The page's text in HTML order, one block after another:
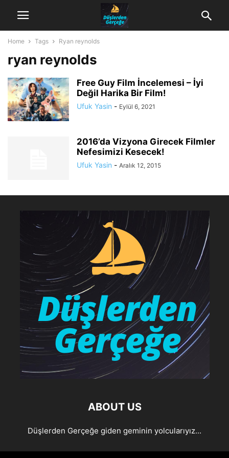
Home Tags Ryan reynolds
ryan reynolds
Free Guy Film İncelemesi – İyi
Değil Harika Bir Film!
Ufuk Yasin - Eylül 6, 2021
2016’da Vizyona Girecek Filmler
Nefesimizi Kesecek!
Ufuk Yasin - Aralık 12, 2015
ABOUT US
Düşlerden Gerçeğe giden geminin yolcularıyız...